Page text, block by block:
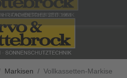
Markisen Vollkassetten-Markise